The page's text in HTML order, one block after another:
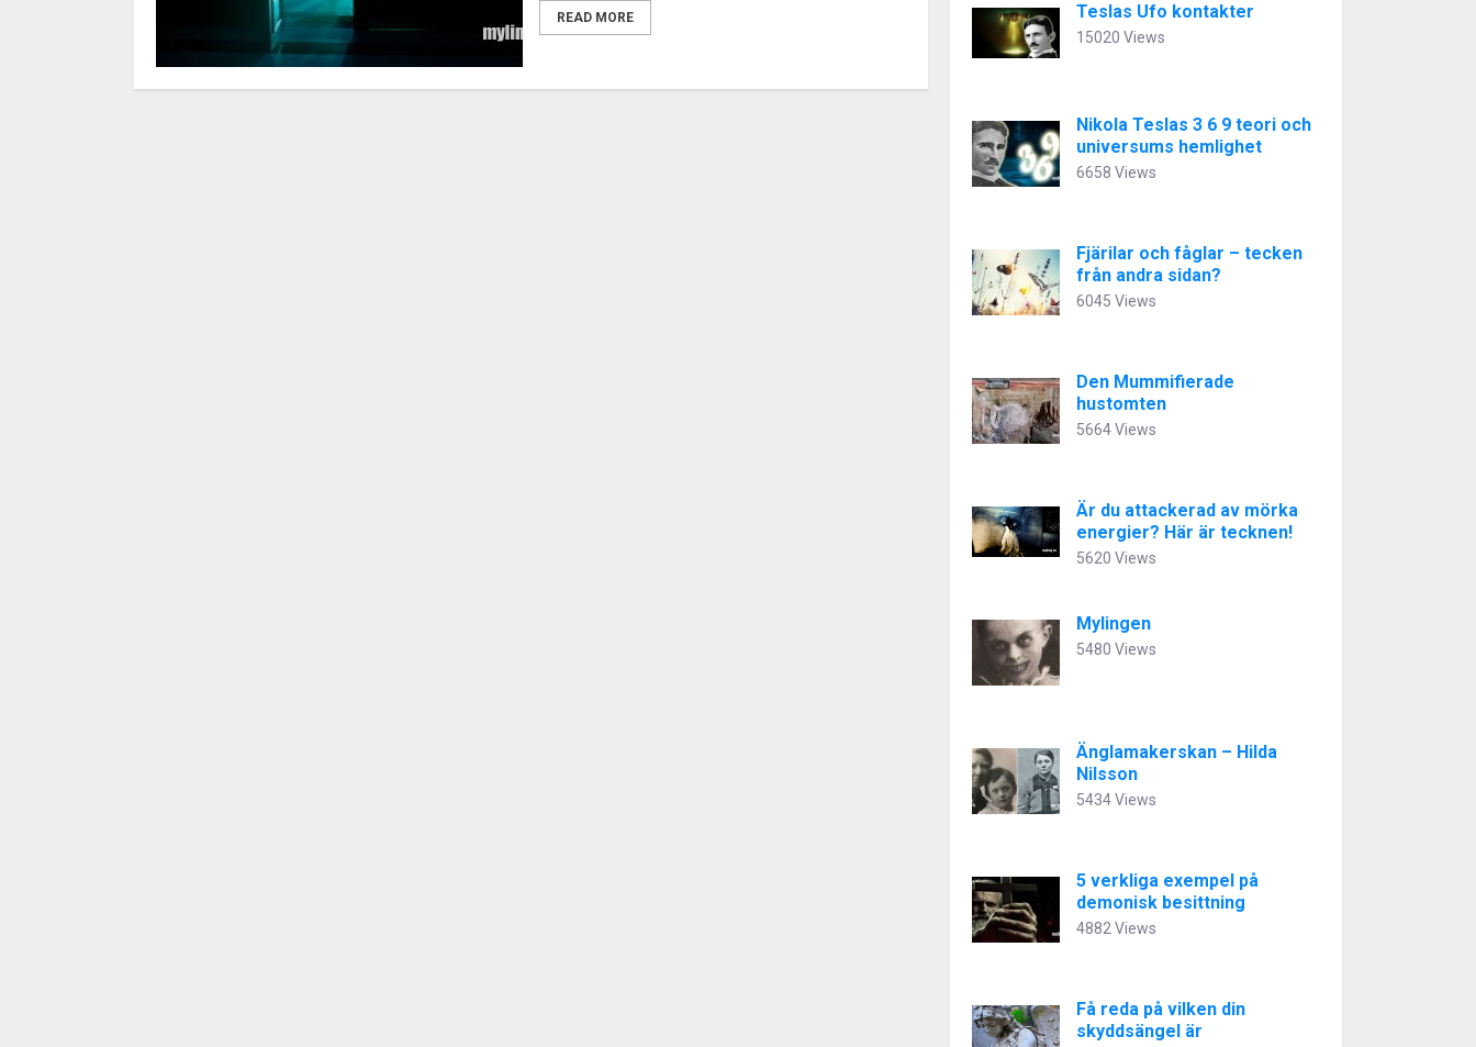
READ MORE Teslas Ufo kontakter
15020 Views
Nikola Teslas 3 6 9 teori och
universums hemlighet
6658 Views
Fjärilar och fåglar – tecken
från andra sidan?
6045 Views
Den Mummifierade
hustomten
5664 Views
Är du attackerad av mörka
energier? Här är tecknen!
5620 Views
Mylingen
5480 Views
Änglamakerskan – Hilda
Nilsson
5434 Views
5 verkliga exempel på
demonisk besittning
4882 Views
Få reda på vilken din
skyddsängel är